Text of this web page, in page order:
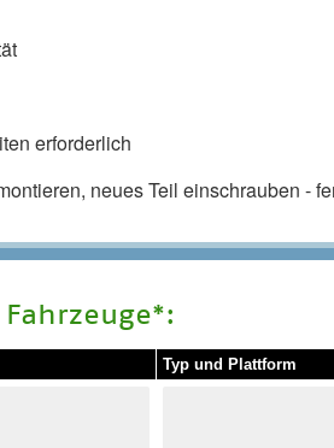
erforderlich
neues Teil einschrauben -
Typ und Plattform